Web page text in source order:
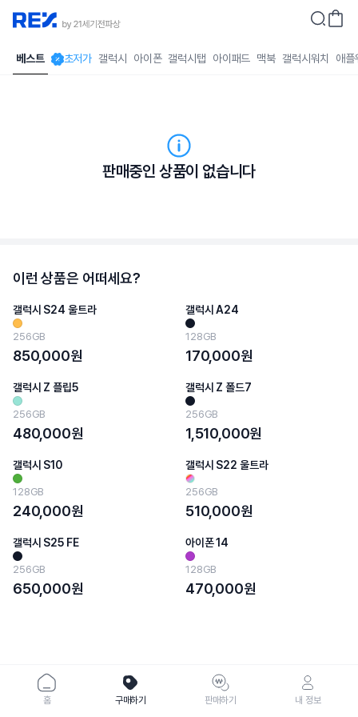
베스트 초저가 갤럭시 아이폰 갤럭시탭 아이패드 맥북 갤럭시워치 애플
판매중인 상품이 없습니다
이런 상품은 어떠세요?
갤럭시 S24 울트라
256GB
850,000원
갤럭시 A24
128GB
170,000원
갤럭시 Z 플립5
256GB
480,000원
갤럭시 Z 폴드7
256GB
1,510,000원
갤럭시 S10
128GB
240,000원
갤럭시 S22 울트라
256GB
510,000원
갤럭시 S25 FE
256GB
650,000원
아이폰 14
128GB
470,000원
홈 구매하기 판매하기 내 정보